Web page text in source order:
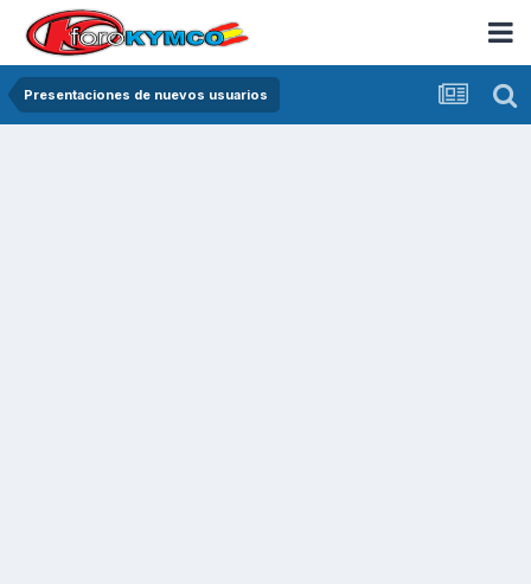
Presentaciones de nuevos usuarios